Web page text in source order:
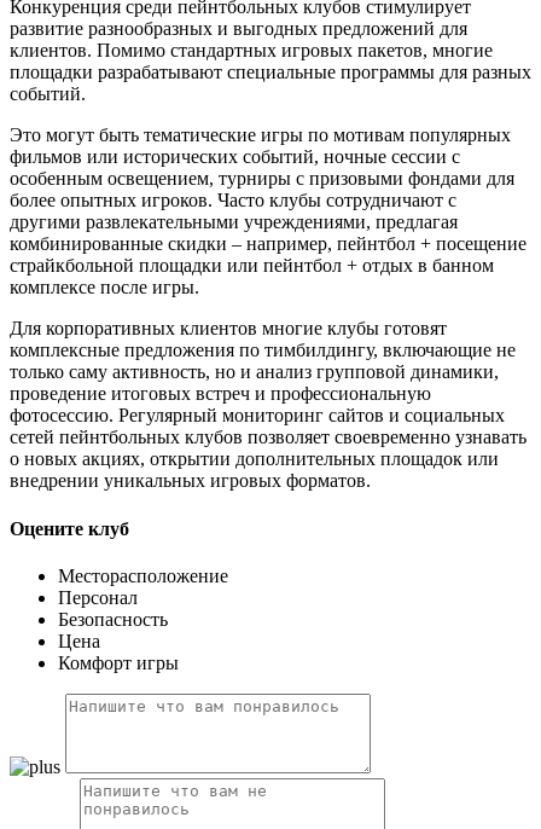
Конкуренция среди пейнтбольных клубов стимулирует
развитие разнообразных и выгодных предложений для
клиентов. Помимо стандартных игровых пакетов, многие
площадки разрабатывают специальные программы для разных
событий.
Это могут быть тематические игры по мотивам популярных
фильмов или исторических событий, ночные сессии с
особенным освещением, турниры с призовыми фондами для
более опытных игроков. Часто клубы сотрудничают с
другими развлекательными учреждениями, предлагая
комбинированные скидки – например, пейнтбол + посещение
страйкбольной площадки или пейнтбол + отдых в банном
комплексе после игры.
Для корпоративных клиентов многие клубы готовят
комплексные предложения по тимбилдингу, включающие не
только саму активность, но и анализ групповой динамики,
проведение итоговых встреч и профессиональную
фотосессию. Регулярный мониторинг сайтов и социальных
сетей пейнтбольных клубов позволяет своевременно узнавать
о новых акциях, открытии дополнительных площадок или
внедрении уникальных игровых форматов.
Оцените клуб
Месторасположение
Персонал
Безопасность
Цена
Комфорт игры